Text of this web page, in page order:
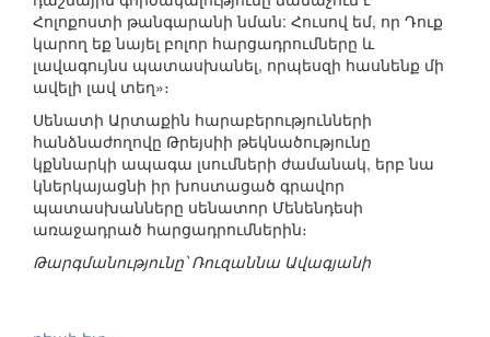
Հոլոքոստի թանգարանի նման: Հուսով եմ, որ Դուք
կարող եք նայել բոլոր հարցադրումները և
լավագույնս պատասխանել, որպեսզի հասնենք մի
ավելի լավ տեղ»։
Սենատի Արտաքին հարաբերությունների
հանձնաժողովը Թրեյսիի թեկնածությունը
կքննարկի ապագա լսումների ժամանակ, երբ նա
կներկայացնի իր խոստացած գրավոր
պատասխանները սենատոր Մենենդեսի
առաջադրած հարցադրումներին։
Թարգմանությունը՝ Ռուզաննա Ավագյանի